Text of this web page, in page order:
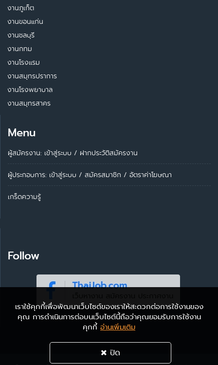
งานภูเก็ต
งานขอนแก่น
งานชลบุรี
งานกทม
งานโรงแรม
งานสมุทรปราการ
งานโรงพยาบาล
งานสมุทรสาคร
Menu
ผู้สมัครงาน: เข้าสู่ระบบ / ฝากประวัติสมัครงาน
ผู้ประกอบการ: เข้าสู่ระบบ / สมัครสมาชิก / อัตราค่าโฆษณา
เกร็ดความรู้
Follow
เราใช้คุกกี้เพื่อพัฒนาเว็บไซต์ของเราให้สะดวกต่อการใช้งานของ
คุณ การดำเนินการต่อบนเว็บไซต์นี้ถือว่าคุณยอมรับการใช้งาน
คุกกี้ อ่านเพิ่มเติม
ปิด